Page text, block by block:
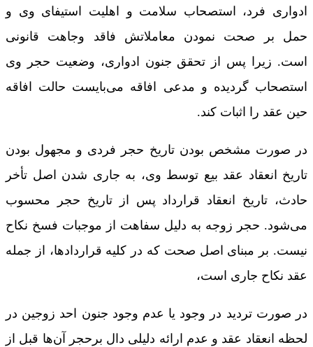
ادواری فرد، استصحاب سلامت و اهلیت استیفای وی و
حمل بر صحت نمودن معاملاتش فاقد وجاهت قانونی
است. زیرا پس از تحقق جنون ادواری، وضعیت حجر وی
استصحاب گردیده و مدعی افاقه می‌بایست حالت افاقه
حین عقد را اثبات کند.
در صورت مشخص بودن تاریخ حجر فردی و مجهول بودن
تاریخ انعقاد عقد بیع توسط وی، به جاری شدن اصل تأخر
حادث، تاریخ انعقاد قرارداد پس از تاریخ حجر محسوب
می‌شود. حجر زوجه به دلیل سفاهت از موجبات فسخ نکاح
نیست. بر مبنای اصل صحت که در کلیه قراردادها، از جمله
عقد نکاح جاری است،
در صورت تردید در وجود یا عدم وجود جنون احد زوجین در
لحظه انعقاد عقد و عدم ارائه دلیلی دال برحجر آن‌ها قبل از